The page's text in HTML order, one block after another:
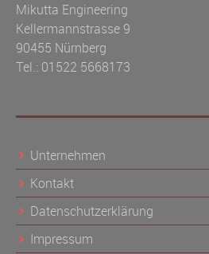
Mikutta Engineering
Kellermannstrasse 9
90455 Nürnberg
Tel.: 01522 5668173
Unternehmen
Kontakt
Datenschutzerklärung
Impressum